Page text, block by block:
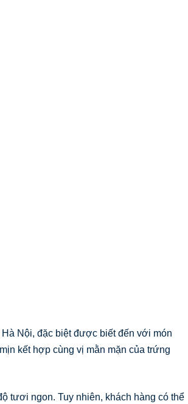
Nội, đặc biệt được biết đến với món
kết hợp cùng vị mằn mặn của trứng
tươi ngon. Tuy nhiên, khách hàng có thể